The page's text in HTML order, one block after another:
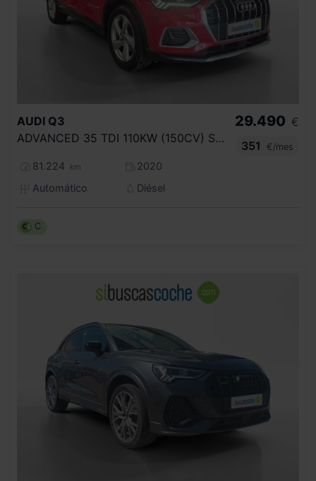
AUDI Q3
ADVANCED 35 TDI 110KW (150CV) S TRONIC
81.224 km
2020
Automático
Diésel
29.490 €
351
€/mes
C